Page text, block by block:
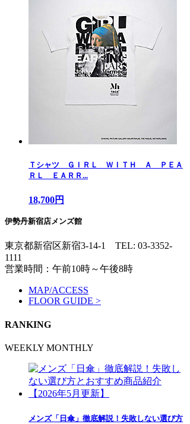
Ｔシャツ ＧＩＲＬ ＷＩＴＨ Ａ ＰＥＡ
ＲＬ ＥＡＲＲ...
18,700円
伊勢丹新宿店メンズ館
東京都新宿区新宿3-14-1 TEL: 03-3352-
1111
営業時間：午前10時～午後8時
MAP/ACCESS
FLOOR GUIDE >
RANKING
WEEKLY MONTHLY
メンズ「日傘」徹底解説！失敗しない選び方